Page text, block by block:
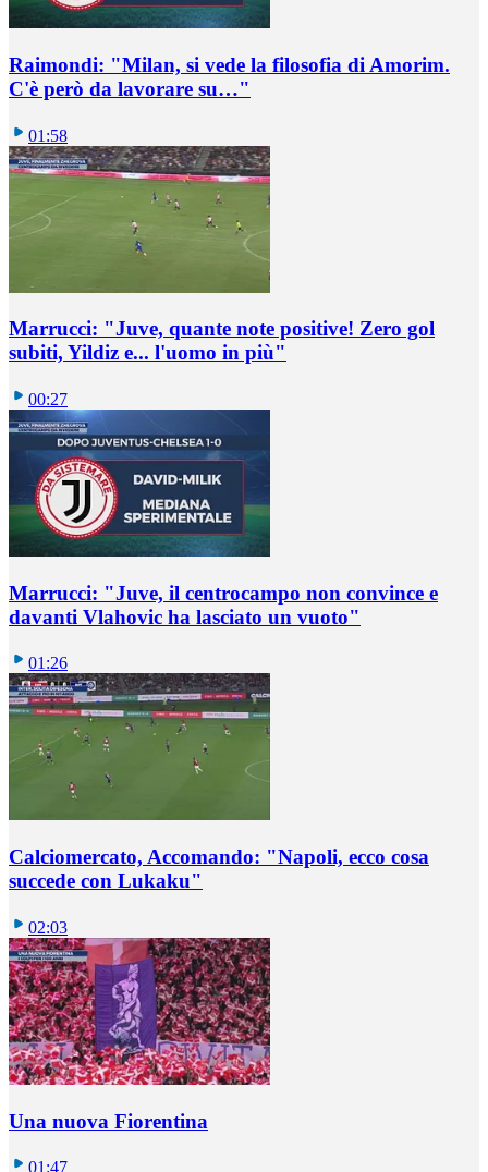
Raimondi: "Milan, si vede la filosofia di Amorim.
C'è però da lavorare su…"
01:58
Marrucci: "Juve, quante note positive! Zero gol
subiti, Yildiz e... l'uomo in più"
00:27
Marrucci: "Juve, il centrocampo non convince e
davanti Vlahovic ha lasciato un vuoto"
01:26
Calciomercato, Accomando: "Napoli, ecco cosa
succede con Lukaku"
02:03
Una nuova Fiorentina
01:47